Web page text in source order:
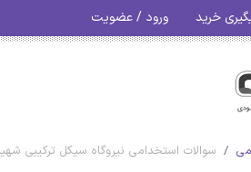
خرید ورود / عضویت
سوالات استخدامی نیروگاه سیکل ترکیبی